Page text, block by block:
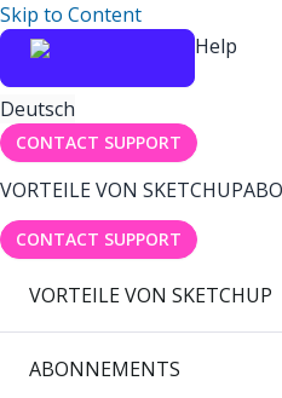
Skip to Content
Help
Deutsch
CONTACT SUPPORT
VORTEILE VON SKETCHUP
CONTACT SUPPORT
VORTEILE VON SKETCHUP
ABONNEMENTS